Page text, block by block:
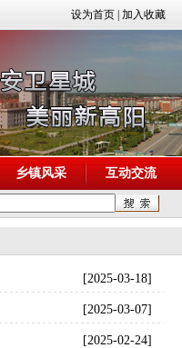
设为首页 加入收藏
乡镇风采 互动交流
[2025-03-18]
[2025-03-07]
[2025-02-24]